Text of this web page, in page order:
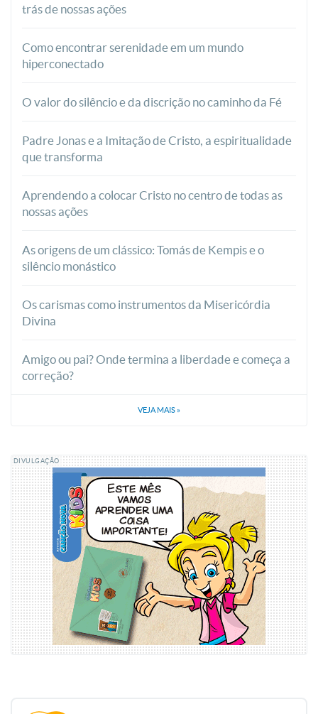
trás de nossas ações
Como encontrar serenidade em um mundo
hiperconectado
O valor do silêncio e da discrição no caminho da Fé
Padre Jonas e a Imitação de Cristo, a espiritualidade
que transforma
Aprendendo a colocar Cristo no centro de todas as
nossas ações
As origens de um clássico: Tomás de Kempis e o
silêncio monástico
Os carismas como instrumentos da Misericórdia
Divina
Amigo ou pai? Onde termina a liberdade e começa a
correção?
VEJA MAIS »
DIVULGAÇÃO